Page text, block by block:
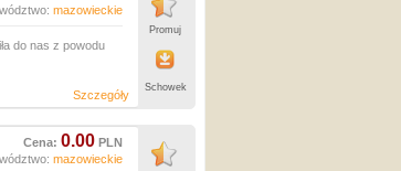
mazowieckie
do nas z powodu
Szczegóły
Promuj
Schowek
Cena: 0.00 PLN
mazowieckie